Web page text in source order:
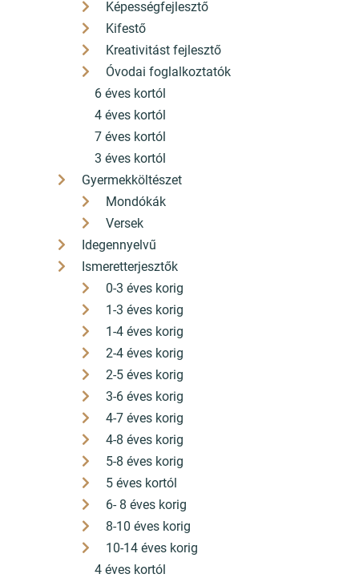
Képességfejlesztő
Kifestő
Kreativitást fejlesztő
Óvodai foglalkoztatók
6 éves kortól
4 éves kortól
7 éves kortól
3 éves kortól
Gyermekköltészet
Mondókák
Versek
Idegennyelvű
Ismeretterjesztők
0-3 éves korig
1-3 éves korig
1-4 éves korig
2-4 éves korig
2-5 éves korig
3-6 éves korig
4-7 éves korig
4-8 éves korig
5-8 éves korig
5 éves kortól
6- 8 éves korig
8-10 éves korig
10-14 éves korig
4 éves kortól